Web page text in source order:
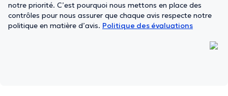
notre priorité. C’est pourquoi nous mettons en place des
contrôles pour nous assurer que chaque avis respecte notre
politique en matière d’avis. Politique des évaluations